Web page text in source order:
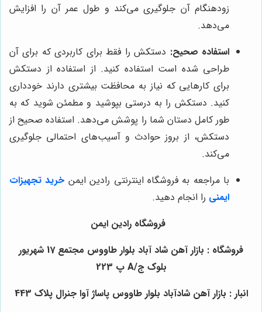
زودهنگام آن جلوگیری می‌کند و طول عمر آن را افزایش
می‌دهد.
استفاده صحیح: دستکش را فقط برای کاربردی که برای آن
طراحی شده است استفاده کنید. از استفاده از دستکش
برای کارهایی که نیاز به محافظت بیشتری دارند خودداری
کنید. دستکش را به درستی بپوشید و مطمئن شوید که به
طور کامل دستان شما را پوشش می‌دهد. استفاده صحیح از
دستکش، از بروز حوادث و آسیب‌های احتمالی جلوگیری
می‌کند.
با مراجعه به فروشگاه اینترنتی رادین ایمن خرید تجهیزات
ایمنی را انجام دهید.
فروشگاه رادین ایمن
فروشگاه : بازار آهن شاد آباد بلوار طاووس مجتمع 17 شهریور
بلوک ج/A پ 223
انبار : بازار آهن شادآباد بلوار طاووس پاساژ آوا جنرال پلاک 443